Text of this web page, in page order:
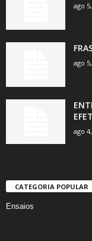
ago
ago
ago
CATEGORIA POPULAR
Ensaios